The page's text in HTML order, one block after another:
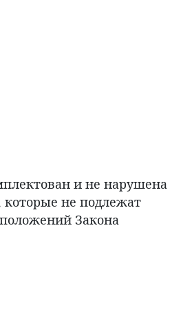
и не нарушена
которые не подлежат
Закона